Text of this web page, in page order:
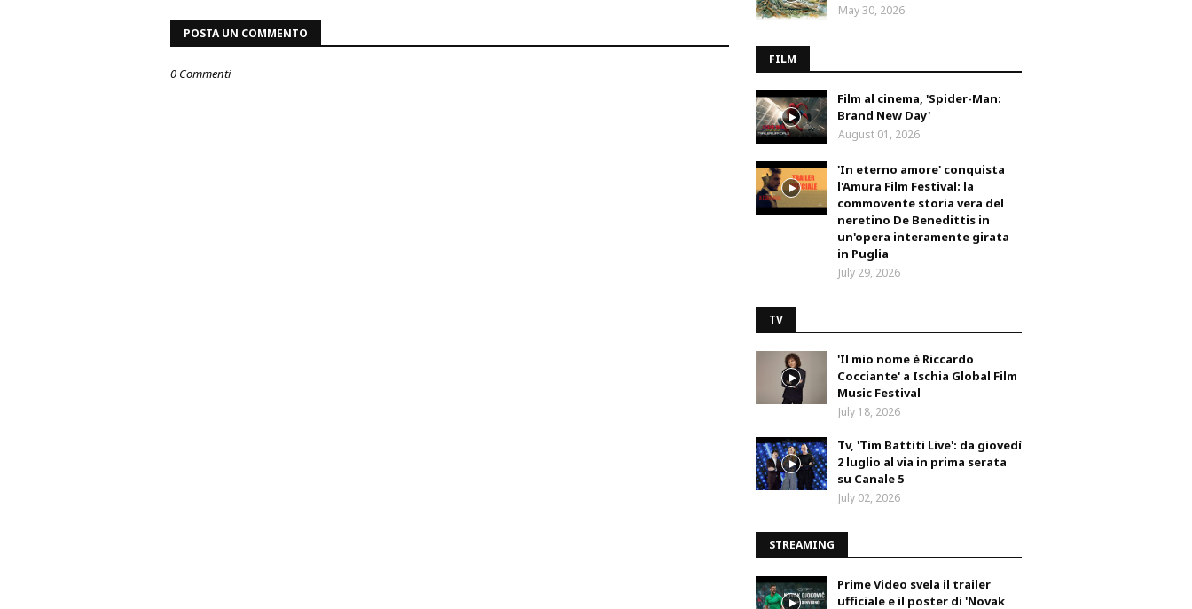
POSTA UN COMMENTO
0 Commenti
May 30, 2026
FILM
Film al cinema, 'Spider-Man:
Brand New Day'
August 01, 2026
'In eterno amore' conquista
l'Amura Film Festival: la
commovente storia vera del
neretino De Benedittis in
un'opera interamente girata
in Puglia
July 29, 2026
TV
'Il mio nome è Riccardo
Cocciante' a Ischia Global Film
Music Festival
July 18, 2026
Tv, 'Tim Battiti Live': da giovedì
2 luglio al via in prima serata
su Canale 5
July 02, 2026
STREAMING
Prime Video svela il trailer
ufficiale e il poster di 'Novak